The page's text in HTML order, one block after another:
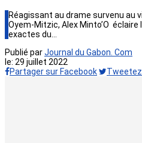
Réagissant au drame survenu au
Oyem-Mitzic, Alex Minto’O
exactes du…
Publié parJournal du Gabon. Com
le: 29 juillet 2022
Partager sur Facebook